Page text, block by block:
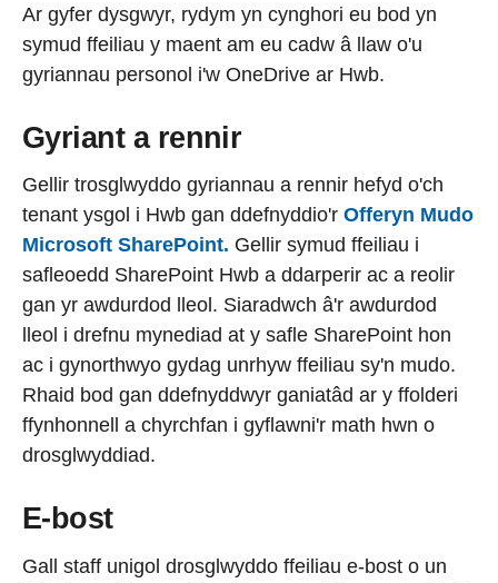
Ar gyfer dysgwyr, rydym yn cynghori eu bod yn
symud ffeiliau y maent am eu cadw â llaw o'u
gyriannau personol i'w OneDrive ar Hwb.
Gyriant a rennir
Gellir trosglwyddo gyriannau a rennir hefyd o'ch
tenant ysgol i Hwb gan ddefnyddio'r Offeryn Mudo
Microsoft SharePoint. Gellir symud ffeiliau i
safleoedd SharePoint Hwb a ddarperir ac a reolir
gan yr awdurdod lleol. Siaradwch â'r awdurdod
lleol i drefnu mynediad at y safle SharePoint hon
ac i gynorthwyo gydag unrhyw ffeiliau sy'n mudo.
Rhaid bod gan ddefnyddwyr ganiatâd ar y ffolderi
ffynhonnell a chyrchfan i gyflawni'r math hwn o
drosglwyddiad.
E-bost
Gall staff unigol drosglwyddo ffeiliau e-bost o un